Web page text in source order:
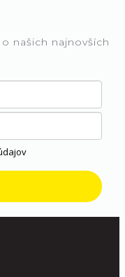
našich najnovších